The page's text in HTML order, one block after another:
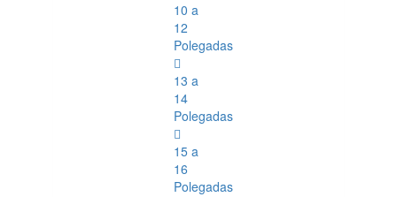
10 a
12
Polegadas
13 a
14
Polegadas
15 a
16
Polegadas